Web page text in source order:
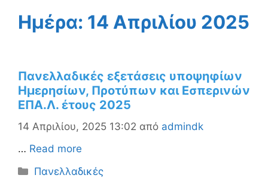
Ημέρα: 14 Απριλίου 2025
Πανελλαδικές εξετάσεις υποψηφίων
Ημερησίων, Προτύπων και Εσπερινών
ΕΠΑ.Λ. έτους 2025
14 Απριλίου, 2025 13:02 από admindk
… Read more
Κατηγορίες
Πανελλαδικές